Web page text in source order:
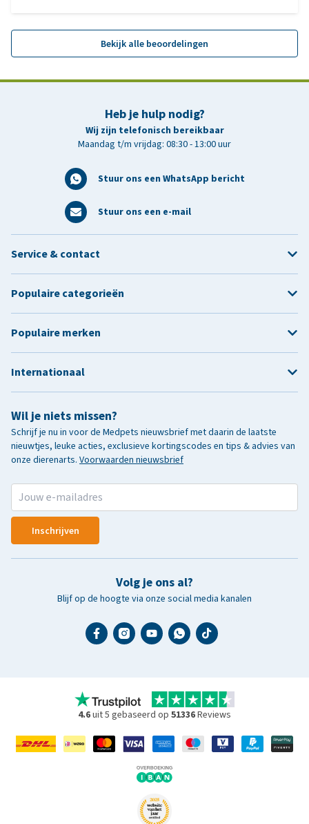
Bekijk alle beoordelingen
Heb je hulp nodig?
Wij zijn telefonisch bereikbaar
Maandag t/m vrijdag: 08:30 - 13:00 uur
Stuur ons een WhatsApp bericht
Stuur ons een e-mail
Wil je niets missen?
Schrijf je nu in voor de Medpets nieuwsbrief met daarin de laatste
nieuwtjes, leuke acties, exclusieve kortingscodes en tips & advies van
onze dierenarts. Voorwaarden nieuwsbrief
Inschrijven
Volg je ons al?
Blijf op de hoogte via onze social media kanalen
Service & contact
Populaire categorieën
Populaire merken
Internationaal
4.6uit 5 gebaseerd op 51336Reviews